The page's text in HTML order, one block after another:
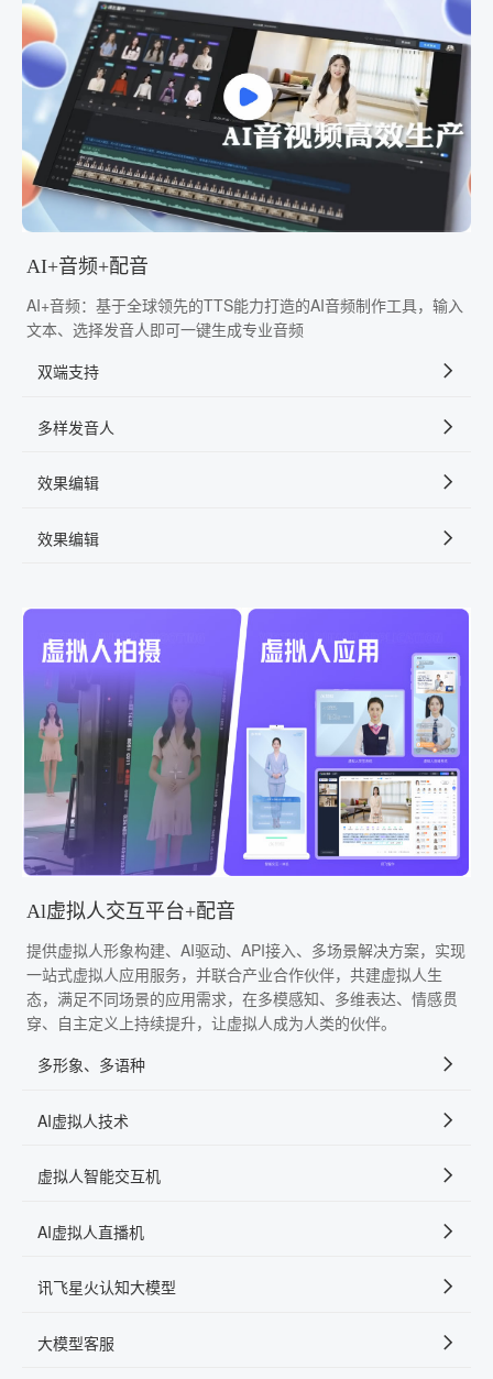
AI+音频+配音
AI+音频：基于全球领先的TTS能力打造的AI音频制作工具，输入
文本、选择发音人即可一键生成专业音频
双端支持
多样发音人
效果编辑
效果编辑
Al虚拟人交互平台+配音
提供虚拟人形象构建、AI驱动、API接入、多场景解决方案，实现
一站式虚拟人应用服务，并联合产业合作伙伴，共建虚拟人生
态，满足不同场景的应用需求，在多模感知、多维表达、情感贯
穿、自主定义上持续提升，让虚拟人成为人类的伙伴。
多形象、多语种
AI虚拟人技术
虚拟人智能交互机
AI虚拟人直播机
讯飞星火认知大模型
大模型客服